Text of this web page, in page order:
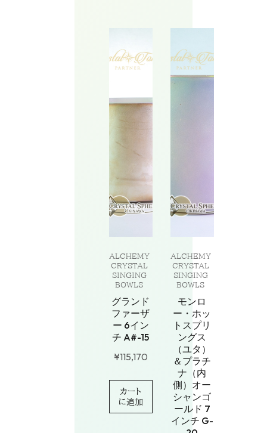
ALCHEMY
CRYSTAL
SINGING
BOWLS
グランド
ファーザ
ー 6イン
チ A#-15
¥115,170
カート
に追加
ALCHEMY
CRYSTAL
SINGING
BOWLS
モンロ
ー・ホッ
トスプリ
ングス
（ユタ）
＆プラチ
ナ（内
側）オー
シャンゴ
ールド 7
インチ G-